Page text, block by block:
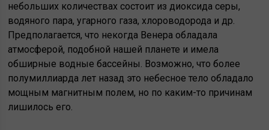
небольших количествах состоит из диоксида серы,
водяного пара, угарного газа, хлороводорода и др.
Предполагается, что некогда Венера обладала
атмосферой, подобной нашей планете и имела
обширные водные бассейны. Возможно, что более
полумиллиарда лет назад это небесное тело обладало
мощным магнитным полем, но по каким-то причинам
лишилось его.